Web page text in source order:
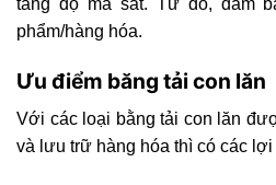
tăng độ ma sát. Từ đó, đảm
phẩm/hàng hóa.
Ưu điểm băng tải con lăn
Với các loại bằng tải con lăn
và lưu trữ hàng hóa thì có các